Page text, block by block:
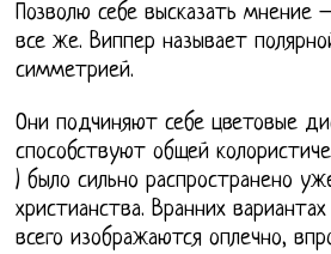
Позволю себе высказать мнение
все же. Виппер называет
симметрией.
Они подчиняют себе цветовые
способствуют общей
) было сильно распространено
христианства. Вранних
всего изображаются оплечно,